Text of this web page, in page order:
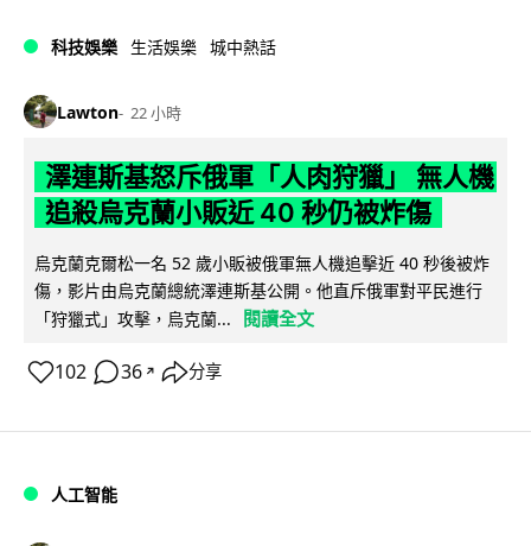
科技娛樂 生活娛樂 城中熱話
Lawton 22 小時
澤連斯基怒斥俄軍「人肉狩獵」 無人機
追殺烏克蘭小販近 40 秒仍被炸傷
烏克蘭克爾松一名 52 歲小販被俄軍無人機追擊近 40 秒後被炸
傷，影片由烏克蘭總統澤連斯基公開。他直斥俄軍對平民進行
「狩獵式」攻擊，烏克蘭...
閱讀全文
102 36 ↗ 分享
人工智能